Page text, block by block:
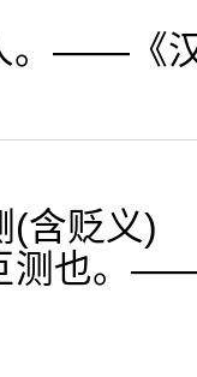
。——《
(含贬义)
测也。